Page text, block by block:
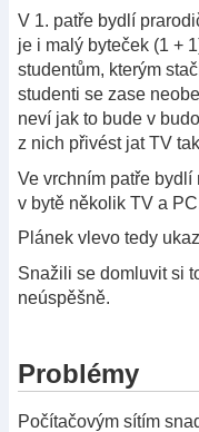
V 1. patře bydlí
je i malý byteček (1 +
studentům, kterým
studenti se zase
neví jak to bude v
z nich přivést jat TV
Ve vrchním patře bydlí
v bytě několik TV a
Plánek vlevo tedy
Snažili se domluvit si
neúspěšně.
Problémy
Počítačovým sítím